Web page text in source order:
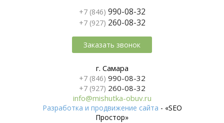
+7 (846) 990-08-32
+7 (927) 260-08-32
Заказать звонок
г. Самара
+7 (846) 990-08-32
+7 (927) 260-08-32
info@mishutka-obuv.ru
Разработка и продвижение сайта - «SEO
Простор»